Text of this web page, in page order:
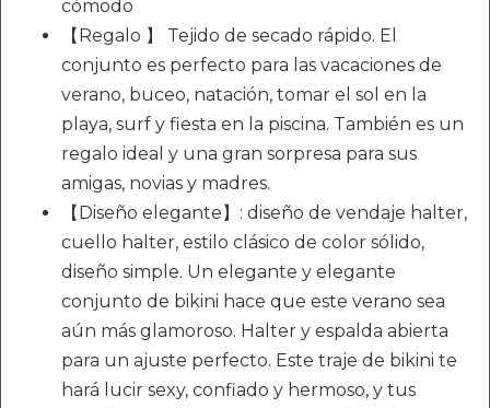
cómodo
【Regalo 】 Tejido de secado rápido. El
conjunto es perfecto para las vacaciones de
verano, buceo, natación, tomar el sol en la
playa, surf y fiesta en la piscina. También es un
regalo ideal y una gran sorpresa para sus
amigas, novias y madres.
【Diseño elegante】: diseño de vendaje halter,
cuello halter, estilo clásico de color sólido,
diseño simple. Un elegante y elegante
conjunto de bikini hace que este verano sea
aún más glamoroso. Halter y espalda abierta
para un ajuste perfecto. Este traje de bikini te
hará lucir sexy, confiado y hermoso, y tus